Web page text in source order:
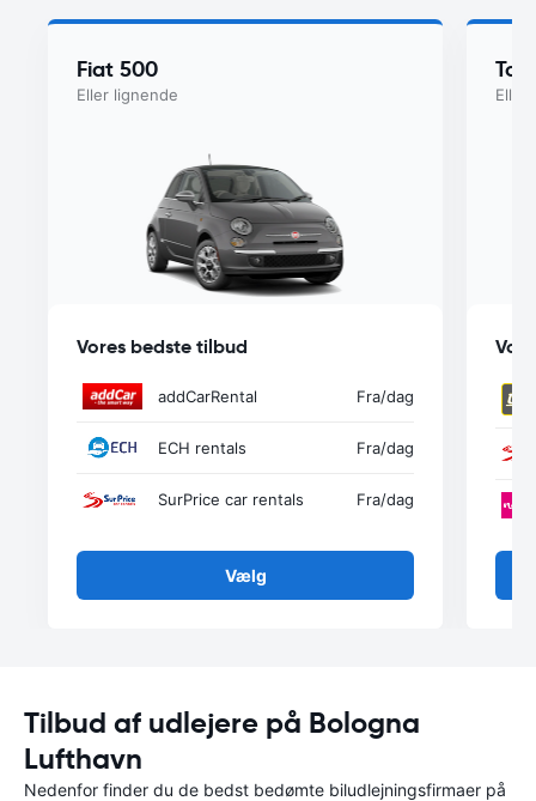
Fiat 500
Eller lignende
Vores bedste tilbud
addCarRental Fra/dag
ECH rentals Fra/dag
SurPrice car rentals Fra/dag
Vælg
Eller
Tilbud af udlejere på Bologna
Lufthavn
Nedenfor finder du de bedst bedømte biludlejningsfirmaer på